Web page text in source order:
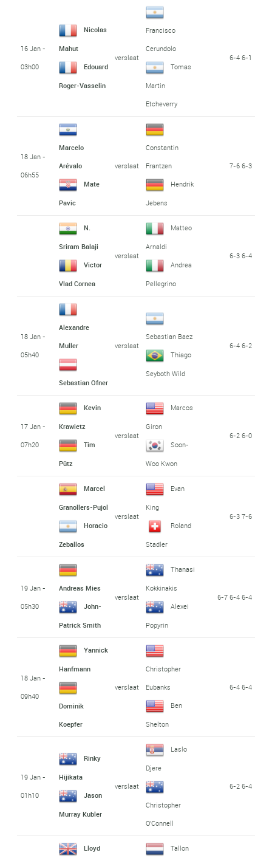
16 Jan -
03h00
Nicolas
Mahut
Edouard
Roger-Vasselin
verslaat
Francisco
Cerundolo
Tomas
Martin
Etcheverry
6-4 6-1
18 Jan -
06h55
Marcelo
Arévalo
Mate
Pavic
verslaat
Constantin
Frantzen
Hendrik
Jebens
7-6 6-3
N.
Sriram Balaji
Victor
Vlad Cornea
verslaat
Matteo
Arnaldi
Andrea
Pellegrino
6-3 6-4
18 Jan -
05h40
Alexandre
Muller
Sebastian Ofner
verslaat
Sebastian Baez
Thiago
Seyboth Wild
6-4 6-2
17 Jan -
07h20
Kevin
Krawietz
Tim
Pütz
verslaat
Marcos
Giron
Soon-
Woo Kwon
6-2 6-0
Marcel
Granollers-Pujol
Horacio
Zeballos
verslaat
Evan
King
Roland
Stadler
6-3 7-6
19 Jan -
05h30
Andreas Mies
John-
Patrick Smith
verslaat
Thanasi
Kokkinakis
Alexei
Popyrin
6-7 6-4 6-4
18 Jan -
09h40
Yannick
Hanfmann
Dominik
Koepfer
verslaat
Christopher
Eubanks
Ben
Shelton
6-4 6-4
19 Jan -
01h10
Rinky
Hijikata
Jason
Murray Kubler
verslaat
Laslo
Djere
Christopher
O'Connell
6-2 6-4
Lloyd Tallon